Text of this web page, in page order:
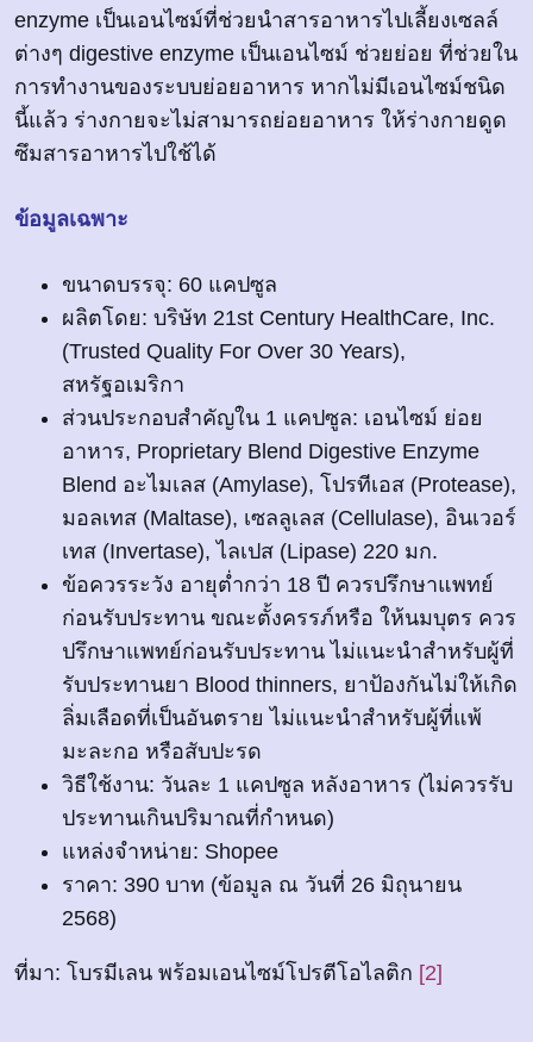
enzyme เป็นเอนไซม์ที่ช่วยนำสารอาหารไปเลี้ยงเซลล์
ต่างๆ digestive enzyme เป็นเอนไซม์ ช่วยย่อย ที่ช่วยใน
การทำงานของระบบย่อยอาหาร หากไม่มีเอนไซม์ชนิด
นี้แล้ว ร่างกายจะไม่สามารถย่อยอาหาร ให้ร่างกายดูด
ซึมสารอาหารไปใช้ได้
ข้อมูลเฉพาะ
ขนาดบรรจุ: 60 แคปซูล
ผลิตโดย: บริษัท 21st Century HealthCare, Inc.
(Trusted Quality For Over 30 Years),
สหรัฐอเมริกา
ส่วนประกอบสำคัญใน 1 แคปซูล: เอนไซม์ ย่อย
อาหาร, Proprietary Blend Digestive Enzyme
Blend อะไมเลส (Amylase), โปรทีเอส (Protease),
มอลเทส (Maltase), เซลลูเลส (Cellulase), อินเวอร์
เทส (Invertase), ไลเปส (Lipase) 220 มก.
ข้อควรระวัง อายุต่ำกว่า 18 ปี ควรปรึกษาแพทย์
ก่อนรับประทาน ขณะตั้งครรภ์หรือ ให้นมบุตร ควร
ปรึกษาแพทย์ก่อนรับประทาน ไม่แนะนำสำหรับผู้ที่
รับประทานยา Blood thinners, ยาป้องกันไม่ให้เกิด
ลิ่มเลือดที่เป็นอันตราย ไม่แนะนำสำหรับผู้ที่แพ้
มะละกอ หรือสับปะรด
วิธีใช้งาน: วันละ 1 แคปซูล หลังอาหาร (ไม่ควรรับ
ประทานเกินปริมาณที่กำหนด)
แหล่งจำหน่าย: Shopee
ราคา: 390 บาท (ข้อมูล ณ วันที่ 26 มิถุนายน
2568)
ที่มา: โบรมีเลน พร้อมเอนไซม์โปรตีโอไลติก [2]